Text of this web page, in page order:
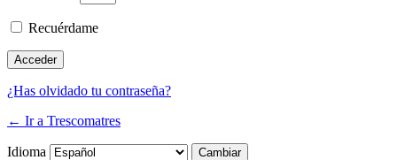
Recuérdame
¿Has olvidado tu contraseña?
← Ir a Trescomatres
Idioma